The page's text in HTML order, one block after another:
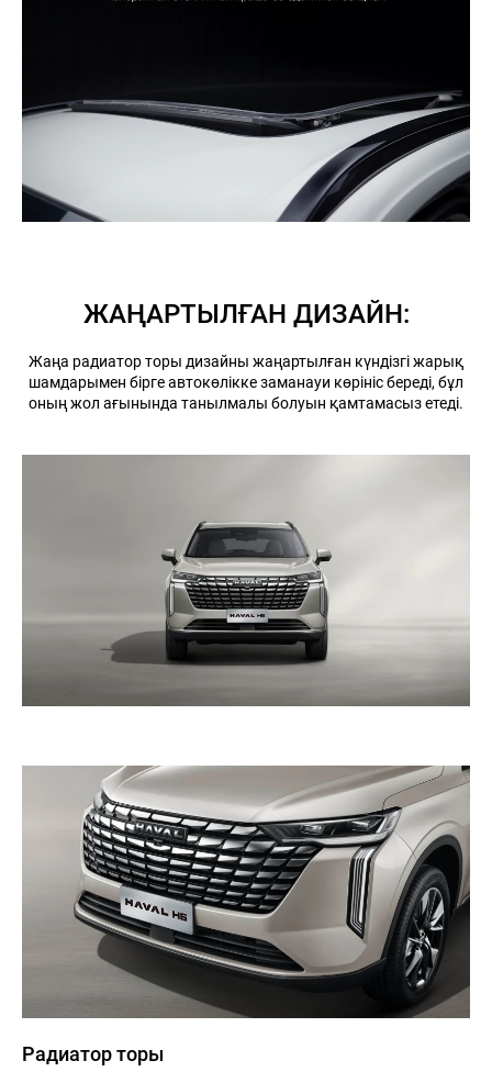
ЖАҢАРТЫЛҒАН ДИЗАЙН:
Жаңа радиатор торы дизайны жаңартылған күндізгі жарық
шамдарымен бірге автокөлікке заманауи көрініс береді, бұл
оның жол ағынында танылмалы болуын қамтамасыз етеді.
Радиатор торы